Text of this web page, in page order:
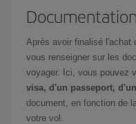
Après avoir finalisé l'achat
vous renseigner sur les
voyager. Ici, vous pouvez
visa, d'un passeport,
document, en fonction de
votre vol.